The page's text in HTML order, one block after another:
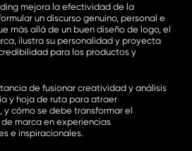
mejora la efectividad de la
un discurso genuino, personal e
más allá de un buen diseño de logo, el
ilustra su personalidad y proyecta
para los productos y
de fusionar creatividad y análisis
y hoja de ruta para atraer
y cómo se debe transformar el
marca en experiencias
e inspiracionales.